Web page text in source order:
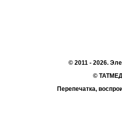
© 2011 - 2026.
©
Перепечатка,